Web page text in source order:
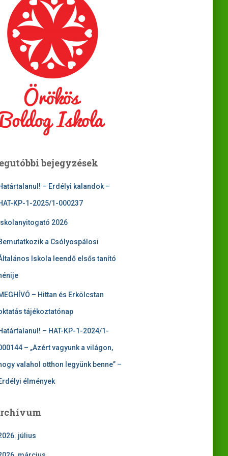
bejegyzések
– Erdélyi kalandok –
KP-1-2025/1-000237
2026
a Csólyospálosi
Iskola leendő elsős tanító
– Hittan és Erkölcstan
tájékoztatónap
– HAT-KP-1-2024/1-
– „Azért vagyunk a világon,
valahol otthon legyünk benne” –
élmények
július